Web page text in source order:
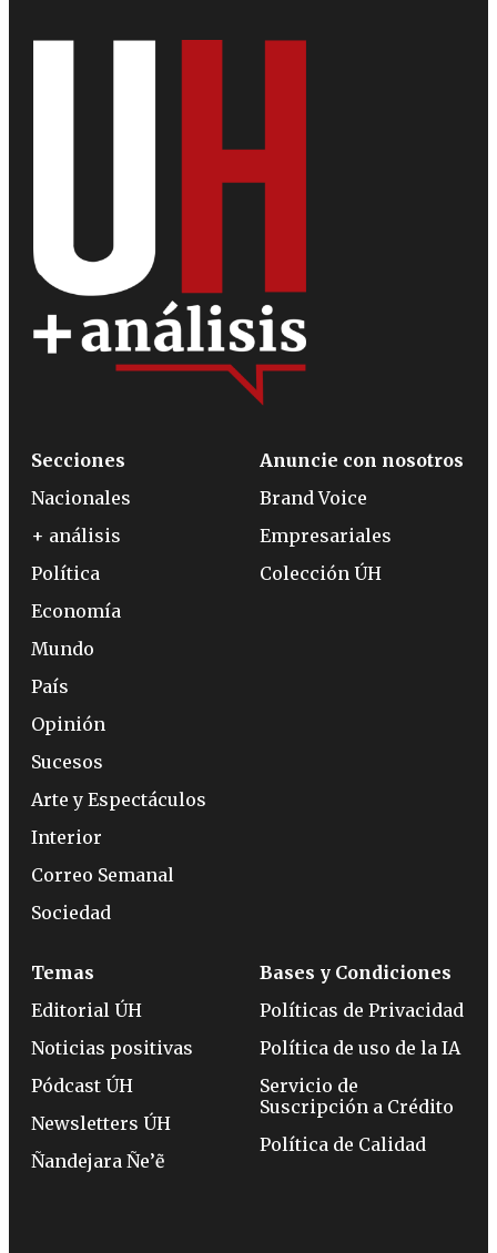
Secciones
Nacionales
+ análisis
Política
Economía
Mundo
País
Opinión
Sucesos
Arte y Espectáculos
Interior
Correo Semanal
Sociedad
Anuncie con nosotros
Brand Voice
Empresariales
Colección ÚH
Temas
Editorial ÚH
Noticias positivas
Pódcast ÚH
Newsletters ÚH
Ñandejara Ñe’ẽ
Bases y Condiciones
Políticas de Privacidad
Política de uso de la IA
Servicio de
Suscripción a Crédito
Política de Calidad